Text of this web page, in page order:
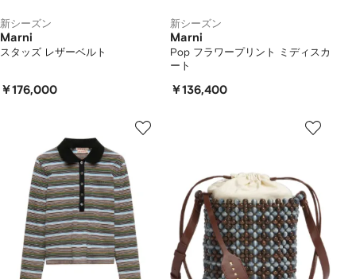
新シーズン
Marni
スタッズ レザーベルト
￥176,000
新シーズン
Marni
Pop フラワープリント ミディスカ
ート
￥136,400